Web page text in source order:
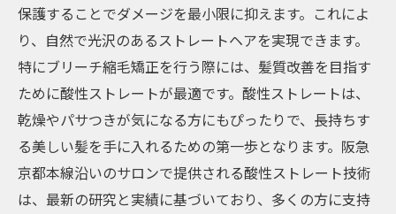
保護することでダメージを最小限に抑えます。これによ
り、自然で光沢のあるストレートヘアを実現できます。
特にブリーチ縮毛矯正を行う際には、髪質改善を目指す
ために酸性ストレートが最適です。酸性ストレートは、
乾燥やパサつきが気になる方にもぴったりで、長持ちす
る美しい髪を手に入れるための第一歩となります。阪急
京都本線沿いのサロンで提供される酸性ストレート技術
は、最新の研究と実績に基づいており、多くの方に支持